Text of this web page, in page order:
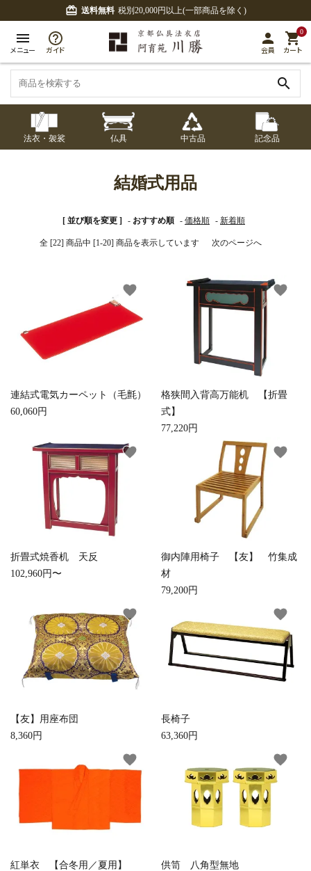
card_giftcard 送料無料 税別20,000円以上(一部商品を除く)
menu
メニュー ガイド
person
会員
0
shopping_cart
カート
search
七条袈裟
五条袈裟
法衣・袈裟
修多羅
五条袈裟 色衣・裳附
襦袢・裾除け
白帯・足袋 草履・はきもの
式章・略肩衣
法衣かばん・中啓半
装束入
コート・雨具 その他
記念品
ふくさ・風呂敷
中啓・扇子 収納
仏具
宮殿・厨子・須弥壇
卓類・常香盤・礼盤 天蓋・瓔珞・吊金具
土香炉・香炉台・香
仏器・供笥・供物
きん・きん台・鳴物 ご法要用品・箱類
具
戸帳・華鬘
幕・旗
山号額・寄進額・定
欄間・障子・襖・翠
簾
本堂金具・上壇彫物
喚鐘・梵鐘・銅像
金物
御香・線香
お手入れ用品
中古品
アウトレット
結婚式用品
[ 並び順を変更 ] - おすすめ順 - 価格順 - 新着順
全 [22] 商品中 [1-20] 商品を表示しています 次のページへ
連結式電気カーペット（毛氈）
60,060円
favorite
格狭間入背高万能机 【折畳
式】
77,220円
favorite
折畳式焼香机 天反
102,960円〜
favorite
御内陣用椅子 【友】 竹集成
材
79,200円
favorite
【友】用座布団
8,360円
favorite
長椅子
63,360円
favorite
紅単衣 【合冬用／夏用】
favorite
供笥 八角型無地
favorite